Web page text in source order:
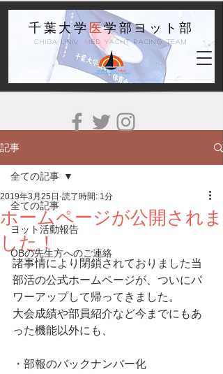
千葉大学 医学部ヨット部
Chiba Univ. M ed Yacht Racing Team
記事
全ての記事
ヨット活動報告
OBの先生方へのご連絡
全ての記事
ホームページが公開されま
した！
2019年3月25日 読了時間: 1分
諸事情により閉鎖されておりました当
部活の公式ホームページが、ついにパ
ワーアップして帰ってきました。
大会成績や部員紹介など今までにもあ
った機能以外にも、
・部報のバックナンバー化